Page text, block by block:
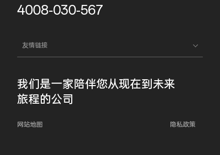
4008-030-567
友情链接
我们是一家陪伴您从现在到未来
旅程的公司
网站地图 隐私政策